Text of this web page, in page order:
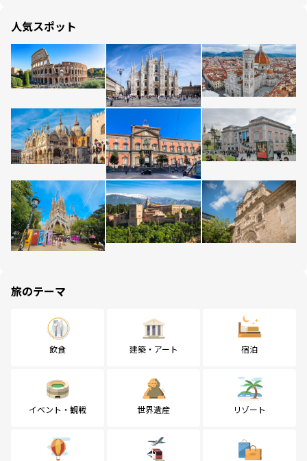
人気スポット
旅のテーマ
飲食 建築・アート 宿泊
イベント・観戦 世界遺産 リゾート